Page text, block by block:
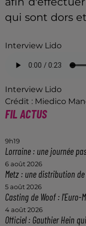
qui sont dors
Interview Lido
Interview Lido
Crédit : Miedico
FIL ACTUS
9h19
Lorraine : une journée
6 août 2026
Metz : une distribution
5 août 2026
Casting de Woof : l'Euro-
4 août 2026
Officiel : Gauthier Hein